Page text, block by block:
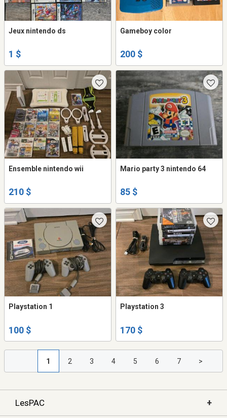
Jeux nintendo ds
1 $
Gameboy color
200 $
Ensemble nintendo wii
210 $
Mario party 3 nintendo 64
85 $
Playstation 1
100 $
Playstation 3
170 $
1 2 3 4 5 6 7 >
LesPAC +